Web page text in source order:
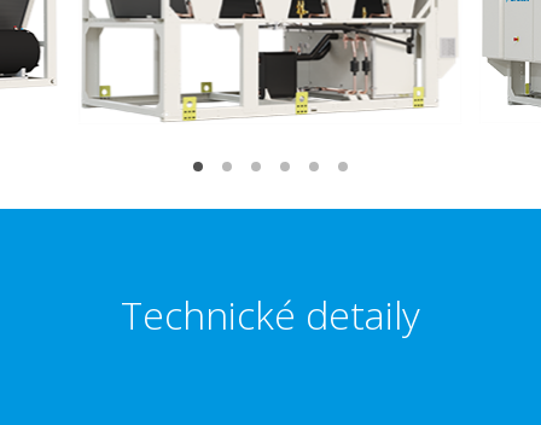
Technické detaily